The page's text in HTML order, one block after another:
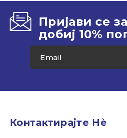
Пријави се
добиј 10%
Контактирајте Нѐ